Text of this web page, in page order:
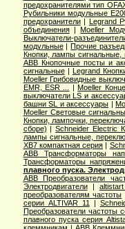
предохранителями тип
Рубильники модульные
предохранители| Legrand
объединения|Moeller
Выключатели-
модульные|Прочие
Кнопки, лампы сигнальные,
ABB Кнопочные посты и
сигнальные| Legrand
Moeller Грибовидные
EMR, ESR ...
|Moeller
выключатели LS и
башни SL и аксессуары |
Moeller Световые
Кнопки, лампочки,
сборе) |Schneider Electric
лампы сигнальные,
XB7 компактная серия |
ABB Трансформаторы
Трансформаторы
плавного пуска.
ABB Преобразователи
Электродвигатели|
преобразователям частоты
серии ALTIVAR 11
|
Преобразователи частоты
плавного пуска серия